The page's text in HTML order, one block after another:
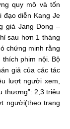
quy mô và tốn
đạo diễn Kang Je
giá Jang Dong –
sau hơn 1 tháng
chứng minh rằng
phim nội. Bộ
giả của các tác
lượt người xem,
thương”: 2,3 triệu
người(theo trang